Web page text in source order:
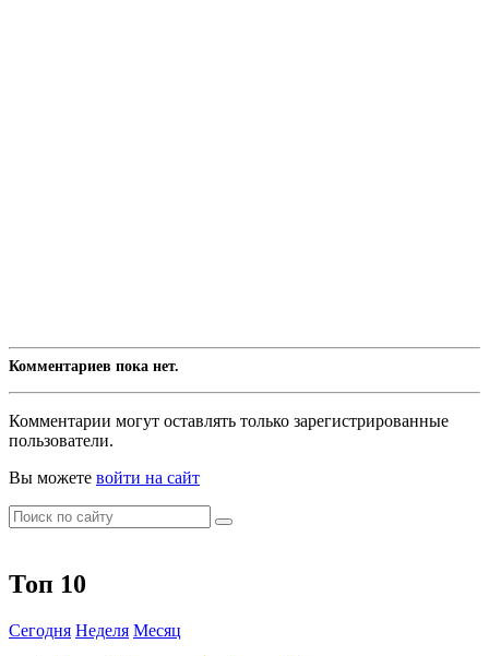
Комментариев пока нет.
Комментарии могут оставлять только зарегистрированные
пользователи.
Вы можете войти на сайт
Топ 10
Сегодня Неделя Месяц